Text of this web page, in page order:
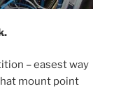
– easest way
mount point